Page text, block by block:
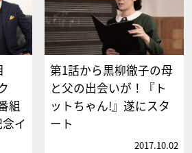
組
イ
第1話から黒柳徹子の母
と父の出会いが！『ト
ットちゃん!』遂にスタ
ート
2017.10.02